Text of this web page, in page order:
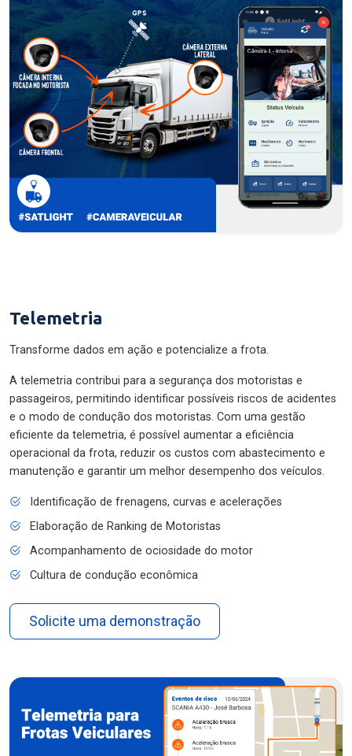
Telemetria
Transforme dados em ação e potencialize a frota.
A telemetria contribui para a segurança dos motoristas e
passageiros, permitindo identificar possíveis riscos de acidentes
e o modo de condução dos motoristas. Com uma gestão
eficiente da telemetria, é possível aumentar a eficiência
operacional da frota, reduzir os custos com abastecimento e
manutenção e garantir um melhor desempenho dos veículos.
Identificação de frenagens, curvas e acelerações
Elaboração de Ranking de Motoristas
Acompanhamento de ociosidade do motor
Cultura de condução econômica
Solicite uma demonstração